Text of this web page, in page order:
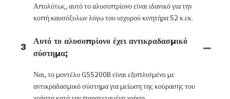
Απολύτως, αυτό το αλυσοπρίονο είναι ιδανικό για την
κοπή καυσόξυλων λόγω του ισχυρού κινητήρα 52 κ.εκ.
3
Αυτό το αλυσοπρίονο έχει αντικραδασμικό
σύστημα;
Ναι, το μοντέλο GS5200B είναι εξοπλισμένο με
αντικραδασμικό σύστημα για μείωση της κούρασης του